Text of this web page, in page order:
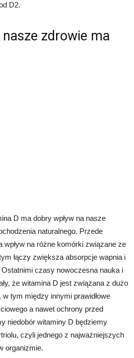
D2.
nasze zdrowie ma
D ma dobry wpływ na nasze
naturalnego. Przede
na różne komórki związane ze
łączy zwiększa absorpcje wapnia i
czasy nowoczesna nauka i
że witamina D jest związana z dużo
tym między innymi prawidłowe
a nawet ochrony przed
niedobór witaminy D będziemy
czyli jednego z najważniejszych
organizmie.